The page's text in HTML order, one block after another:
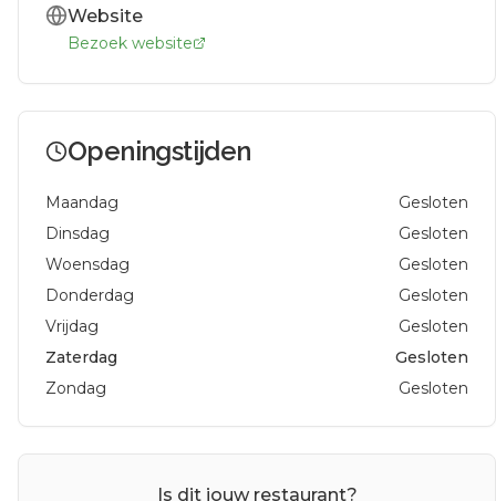
Website
Bezoek website
Openingstijden
Maandag
Gesloten
Dinsdag
Gesloten
Woensdag
Gesloten
Donderdag
Gesloten
Vrijdag
Gesloten
Zaterdag
Gesloten
Zondag
Gesloten
Is dit jouw restaurant?